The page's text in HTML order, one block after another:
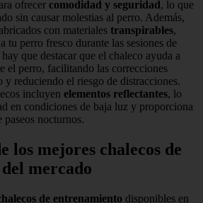
ofrecer comodidad y seguridad, lo que
sin causar molestias al perro. Además,
con materiales transpirables,
tu perro fresco durante las sesiones de
que destacar que el chaleco ayuda a
el perro, facilitando las correcciones
y reduciendo el riesgo de distracciones.
incluyen elementos reflectantes, lo
en condiciones de baja luz y proporciona
paseos nocturnos.
los mejores chalecos de
mercado
de entrenamiento disponibles en